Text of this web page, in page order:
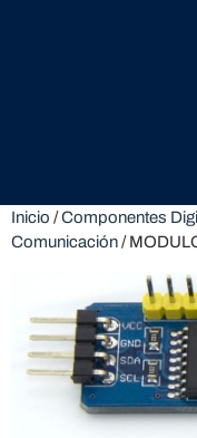
Inicio /Componentes
Comunicación/